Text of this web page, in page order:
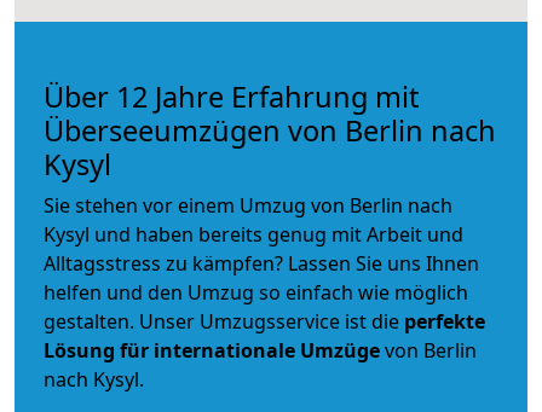
Über 12 Jahre Erfahrung mit
Überseeumzügen von Berlin nach
Kysyl
Sie stehen vor einem Umzug von Berlin nach
Kysyl und haben bereits genug mit Arbeit und
Alltagsstress zu kämpfen? Lassen Sie uns Ihnen
helfen und den Umzug so einfach wie möglich
gestalten. Unser Umzugsservice ist die perfekte
Lösung für internationale Umzügevon Berlin
nach Kysyl.